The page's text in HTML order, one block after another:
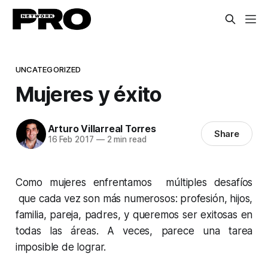
UNCATEGORIZED
Mujeres y éxito
Arturo Villarreal Torres
16 Feb 2017 —2 min read Share
Como mujeres enfrentamos múltiples desafíos
que cada vez son más numerosos: profesión, hijos,
familia, pareja, padres, y queremos ser exitosas en
todas las áreas. A veces, parece una tarea
imposible de lograr.